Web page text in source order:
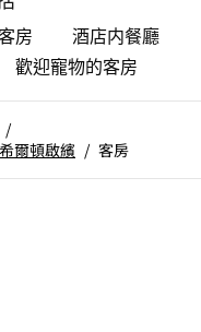
房
酒店内餐廳
歡迎寵物的客房
/
爾頓啟繽 / 客房